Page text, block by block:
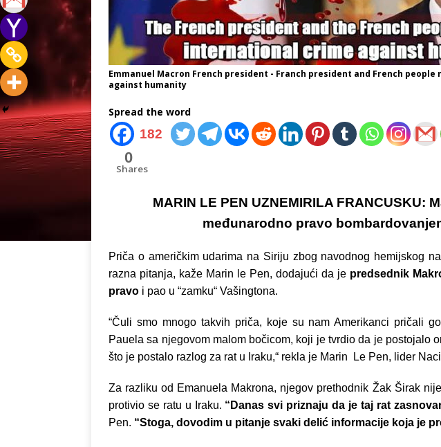
Emmanuel Macron French president - Franch president and French
against humanity
Spread the word
182
0
Shares
MARIN LE PEN UZNEMIRILA FRANCUSKU:
međunarodno pravo
Priča o američkim udarima na Siriju zbog navodnog hemijskog
razna pitanja, kaže Marin le Pen, dodajući da je predsednik
pravo i pao u “zamku“ Vašingtona.
“Čuli smo mnogo takvih priča, koje su nam Amerikanci pričali
Pauela sa njegovom malom bočicom, koji je tvrdio da je postojalo
što je postalo razlog za rat u Iraku,“ rekla je Marin Le Pen, lider
Za razliku od Emanuela Makrona, njegov prethodnik Žak Širak
protivio se ratu u Iraku. “Danas svi priznaju da je taj rat
Pen. “Stoga, dovodim u pitanje svaki delić informacije koja je